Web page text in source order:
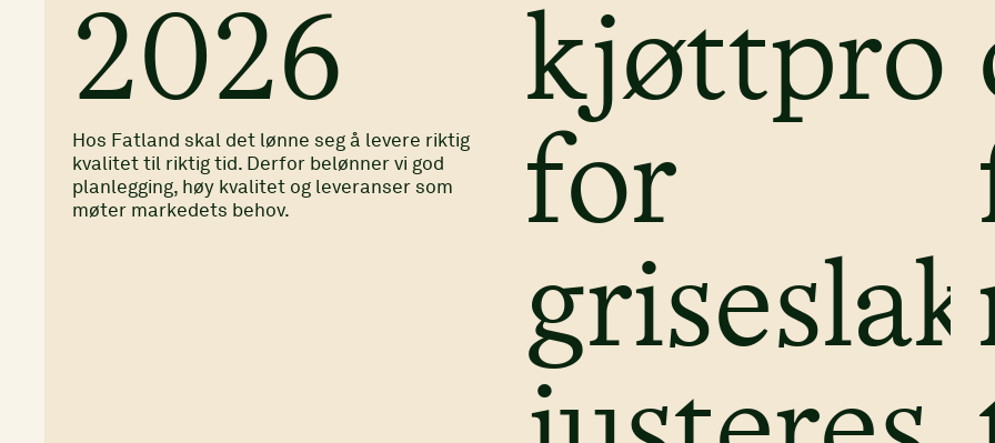
2026
Hos Fatland skal det lønne seg å levere riktig
kvalitet til riktig tid. Derfor belønner vi god
planlegging, høy kvalitet og leveranser som
møter markedets behov.
for